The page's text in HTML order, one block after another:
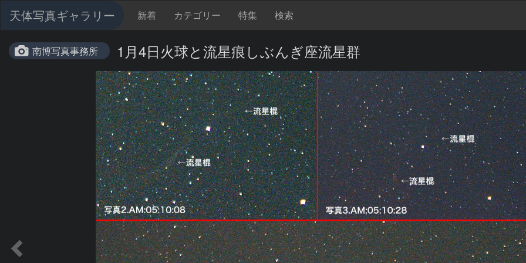
天体写真ギャラリー 新着 カテゴリー 特集 検索
南博写真事務所 1月4日火球と流星痕しぶんぎ座流星群